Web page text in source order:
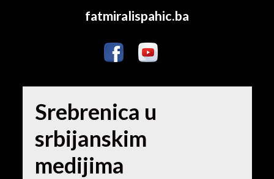
fatmiralispahic.ba
Srebrenica u
srbijanskim
medijima